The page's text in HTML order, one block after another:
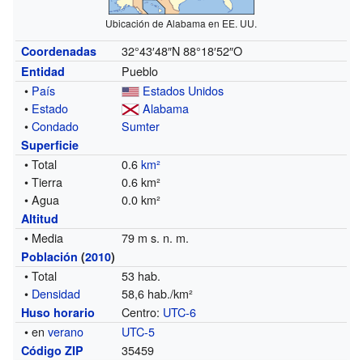
Ubicación de Alabama en EE. UU.
Coordenadas 32°43′48″N 88°18′52″O
Entidad
Pueblo
• País
Estados Unidos
• Estado
Alabama
•Condado Sumter
Superficie
• Total 0.6km²
• Tierra
0.6 km²
• Agua
0.0 km²
Altitud
• Media 79 m s. n. m.
Población (2010)
• Total
53 hab.
• Densidad 58,6 hab./km²
Huso horario Centro: UTC-6
• enverano UTC-5
Código ZIP 35459